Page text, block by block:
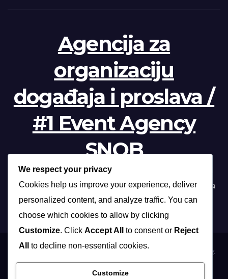
Agencija za
organizaciju
događaja i proslava /
#1 Event Agency
SNOB
Profesionalna organizacija događanja /// Beograd, Novi
Sad, Niš, Kopaonik, Zlatibor, Vrnjačka banja, Sokobanja
Themeansar.
Organizacija poslovnih događaja
We respect your privacy
Cookies help us improve your experience, deliver
personalized content, and analyze traffic. You can
choose which cookies to allow by clicking
Customize. Click Accept All to consent or Reject
All
to decline non-essential cookies.
Customize